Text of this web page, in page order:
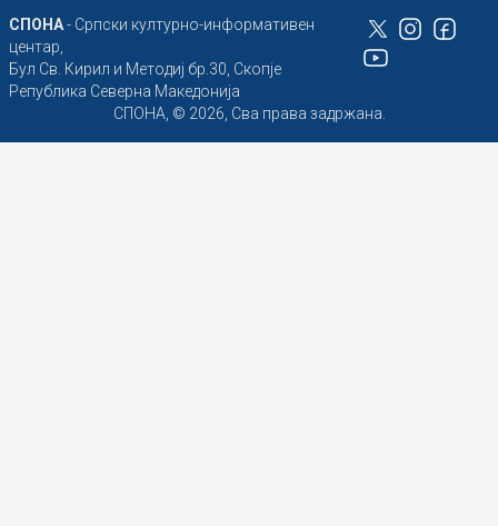
СПОНА- Српски културно-информативен
центар,
Бул Св. Кирил и Методиј бр.30, Скопје
Република Северна Македонија
СПОНА, © 2026, Сва права задржана.